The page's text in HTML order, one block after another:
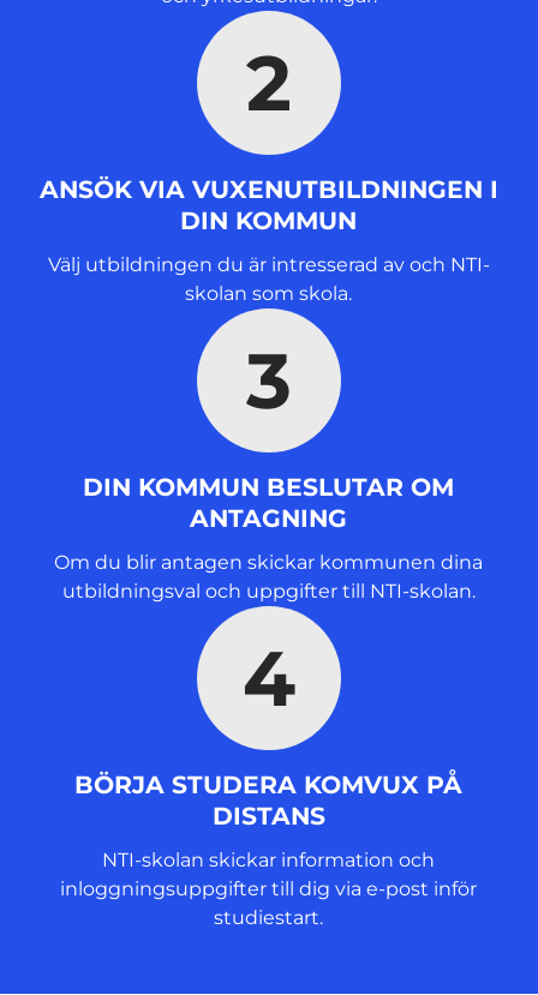
2
ANSÖK VIA VUXENUTBILDNINGEN I
DIN KOMMUN
Välj utbildningen du är intresserad av och NTI-
skolan som skola.
3
DIN KOMMUN BESLUTAR OM
ANTAGNING
Om du blir antagen skickar kommunen dina
utbildningsval och uppgifter till NTI-skolan.
4
BÖRJA STUDERA KOMVUX PÅ
DISTANS
NTI-skolan skickar information och
inloggningsuppgifter till dig via e-post inför
studiestart.